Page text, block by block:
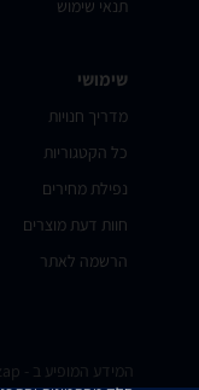
תנאי שימוש
שימושי
מדריך חנויות
כל הקטגוריות
נפילת מחירים
חוות דעת מוצרים
הרשמה לאתר
המידע המופיע ב - zap מסופק על ידי החנויות עצמן ובאחריותן בלבד. במידה ונתקלת בבעיה כלשהי בנתונים המוצגים באתר, אנא שלח אלינו הודעה ואנו נטפל בעניין.